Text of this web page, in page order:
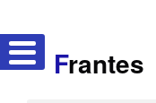
Frantes